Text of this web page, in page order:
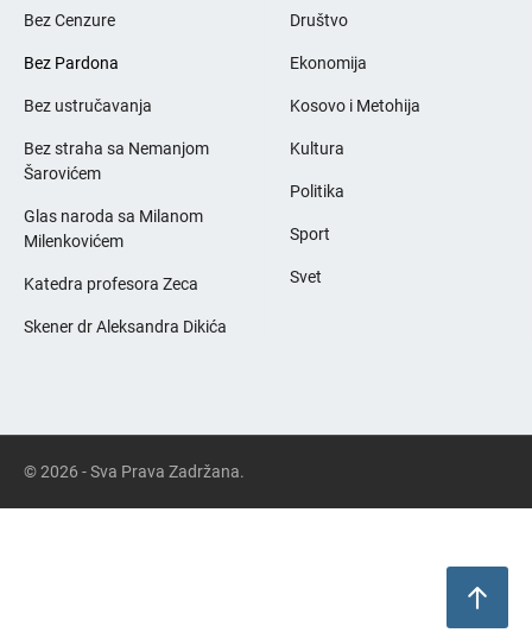
Bez Cenzure
Bez Pardona
Bez ustručavanja
Bez straha sa Nemanjom
Šarovićem
Glas naroda sa Milanom
Milenkovićem
Katedra profesora Zeca
Skener dr Aleksandra Dikića
Društvo
Ekonomija
Kosovo i Metohija
Kultura
Politika
Sport
Svet
© 2026 - Sva Prava Zadržana.